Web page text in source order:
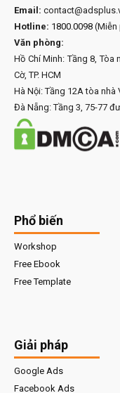
Email:
Hotline: 1800.0098 (Miễn
Văn phòng:
Hồ Chí Minh: Tầng 8, Tòa
Cờ, TP. HCM
Hà Nội: Tầng 12A tòa nhà
Đà Nẵng: Tầng 3, 75-77
Phổ biến
Workshop
Free Ebook
Free Template
Giải pháp
Google Ads
Facebook Ads